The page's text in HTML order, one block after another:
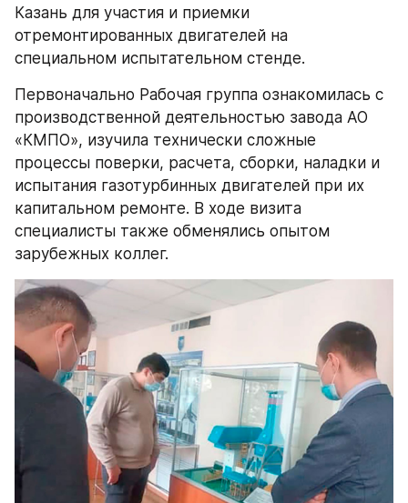
Казань для участия и приемки
отремонтированных двигателей на
специальном испытательном стенде.
Первоначально Рабочая группа ознакомилась с
производственной деятельностью завода АО
«КМПО», изучила технически сложные
процессы поверки, расчета, сборки, наладки и
испытания газотурбинных двигателей при их
капитальном ремонте. В ходе визита
специалисты также обменялись опытом
зарубежных коллег.